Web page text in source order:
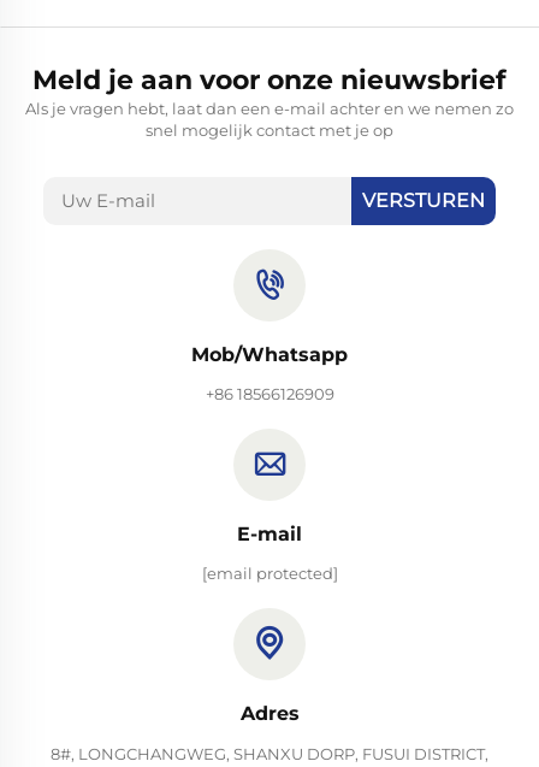
Meld je aan voor onze nieuwsbrief
Als je vragen hebt, laat dan een e-mail achter en we nemen zo
snel mogelijk contact met je op
VERSTUREN
Mob/Whatsapp
+86 18566126909
E-mail
[email protected]
Adres
8#, LONGCHANGWEG, SHANXU DORP, FUSUI DISTRICT,